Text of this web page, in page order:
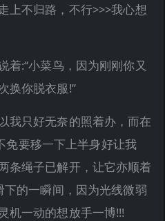
上不归路，不行>>>我心想
着:“小菜鸟，因为刚刚你又
换你脱衣服!”
我只好无奈的照着办，而在
要移一下上半身好让我
条绳子已解开，让它亦顺着
的一瞬间，因为光线微弱
机一动的想放手一博!!!